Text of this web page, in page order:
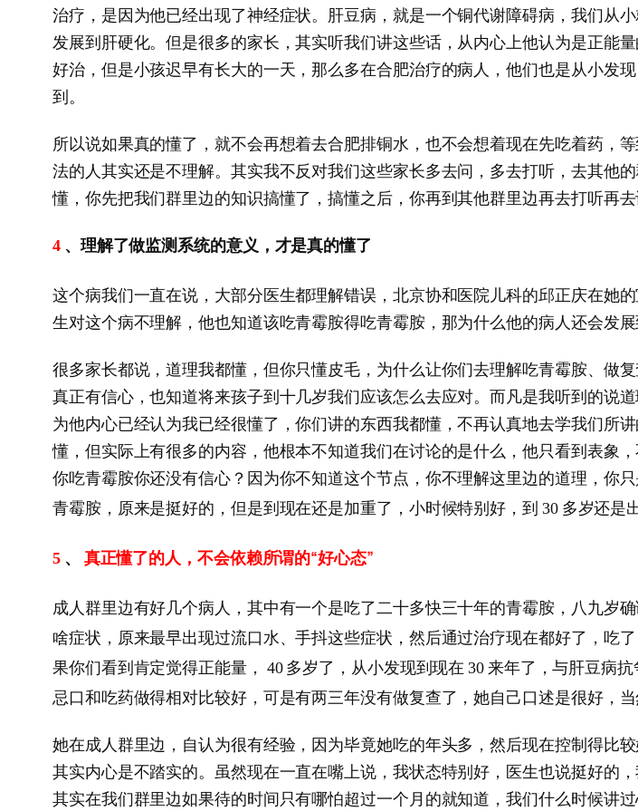
治疗，是因为他已经出现了神经症状。肝豆病，就是一个铜代谢障碍病，我们从
发展到肝硬化。但是很多的家长，其实听我们讲这些话，从内心上他认为是正能
好治，但是小孩迟早有长大的一天，那么多在合肥治疗的病人，他们也是从小发
到。
所以说如果真的懂了，就不会再想着去合肥排铜水，也不会想着现在先吃着药，
法的人其实还是不理解。其实我不反对我们这些家长多去问，多去打听，去其他
懂，你先把我们群里边的知识搞懂了，搞懂之后，你再到其他群里边再去打听再
4 、理解了做监测系统的意义，才是真的懂了
这个病我们一直在说，大部分医生都理解错误，北京协和医院儿科的邱正庆在她
生对这个病不理解，他也知道该吃青霉胺得吃青霉胺，那为什么他的病人还会发
很多家长都说，道理我都懂，但你只懂皮毛，为什么让你们去理解吃青霉胺、做
真正有信心，也知道将来孩子到十几岁我们应该怎么去应对。而凡是我听到的说
为他内心已经认为我已经很懂了，你们讲的东西我都懂，不再认真地去学我们所
懂，但实际上有很多的内容，他根本不知道我们在讨论的是什么，他只看到表象
你吃青霉胺你还没有信心？因为你不知道这个节点，你不理解这里边的道理，你
青霉胺，原来是挺好的，但是到现在还是加重了，小时候特别好，到 30 多岁还是
5 、 真正懂了的人，不会依赖所谓的“好心态”
成人群里边有好几个病人，其中有一个是吃了二十多快三十年的青霉胺，八九岁
啥症状，原来最早出现过流口水、手抖这些症状，然后通过治疗现在都好了，吃了
果你们看到肯定觉得正能量， 40 多岁了，从小发现到现在 30 来年了，与肝豆病抗
忌口和吃药做得相对比较好，可是有两三年没有做复查了，她自己口述是很好，
她在成人群里边，自认为很有经验，因为毕竟她吃的年头多，然后现在控制得比
其实内心是不踏实的。虽然现在一直在嘴上说，我状态特别好，医生也说挺好的
其实在我们群里边如果待的时间只有哪怕超过一个月的就知道，我们什么时候讲